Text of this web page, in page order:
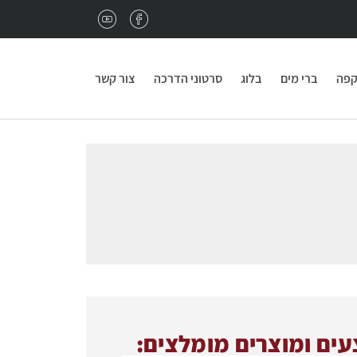
מתאים לכם מחיר
קפה ברי מים בלוג סרטוני הדרכה צור קשר
ומוצרים מומלצים: